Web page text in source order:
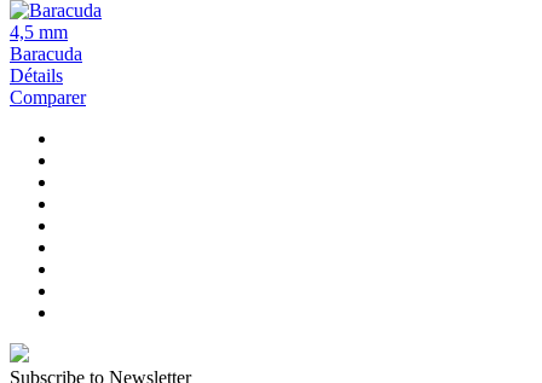
4,5 mm
Baracuda
Détails
Comparer
Subscribe to Newsletter